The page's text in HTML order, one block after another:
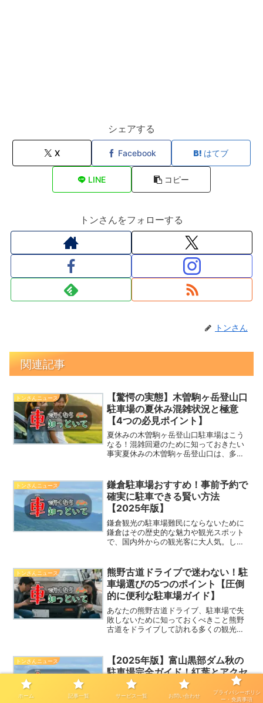
シェアする
X Facebook はてブ
LINE コピー
トンさんをフォローする
トンさん
関連記事
トンさんニュース
【驚愕の実態】木曽駒ヶ岳登山口
駐車場の夏休み混雑状況と極意
【4つの必見ポイント】
夏休みの木曽駒ヶ岳登山口駐車場はこう
なる！混雑回避のために知っておきたい
事実夏休みの木曽駒ヶ岳登山口は、多く
のあなたにとって、駐車場の混雑状況
や、早朝からの対応方法は最...
トンさんニュース
鎌倉駐車場おすすめ！事前予約で
確実に駐車できる賢い方法
【2025年版】
鎌倉観光の駐車場難民にならないために
鎌倉はその歴史的な魅力や観光スポット
で、国内外からの観光客に大人気。しか
ます。狭い道や混雑した駐車場では、駐
車スペースを探すのに時間...
トンさんニュース
熊野古道ドライブで迷わない！駐
車場選びの5つのポイント【圧倒
的に便利な駐車場ガイド】
あなたの熊野古道ドライブ、駐車場で失
敗しないために知っておくべきこと熊野
古道をドライブして訪れる多くの観光ス
ません。しかし、訪れる際に避けられな
いのが「駐車場問題」です...
トンさんニュース
【2025年版】富山黒部ダム秋の
駐車場完全ガイド！紅葉とアクセ
ス情報で悩み解決
富山黒部ダムは、秋の紅葉シーズンに訪
ホーム 記事一覧 サービス一覧 お問い合わせ
プライバシーポリシ
ー・免責事項